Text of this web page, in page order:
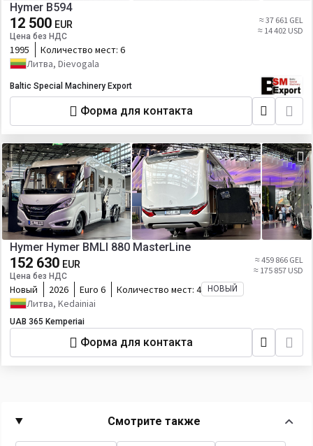
Hymer B594
12 500 EUR
Цена без НДС
≈ 37 661 GEL
≈ 14 402 USD
1995 Количество мест: 6
Литва, Dievogala
Baltic Special Machinery Export
Форма для контакта
Hymer Hymer BMLI 880 MasterLine
152 630 EUR
Цена без НДС
≈ 459 866 GEL
≈ 175 857 USD
Новый 2026 Euro 6 Количество мест: 4 НОВЫЙ
Литва, Kedainiai
UAB 365 Kemperiai
Форма для контакта
Смотрите также